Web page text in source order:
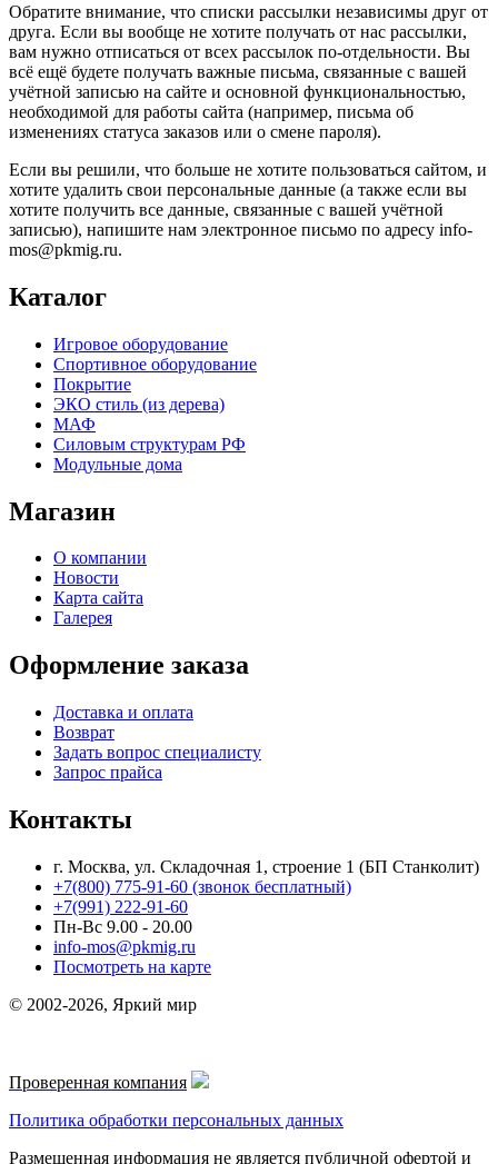
Обратите внимание, что списки рассылки независимы друг от
друга. Если вы вообще не хотите получать от нас рассылки,
вам нужно отписаться от всех рассылок по-отдельности. Вы
всё ещё будете получать важные письма, связанные с вашей
учётной записью на сайте и основной функциональностью,
необходимой для работы сайта (например, письма об
изменениях статуса заказов или о смене пароля).
Если вы решили, что больше не хотите пользоваться сайтом, и
хотите удалить свои персональные данные (а также если вы
хотите получить все данные, связанные с вашей учётной
записью), напишите нам электронное письмо по адресу info-
mos@pkmig.ru.
Каталог
Игровое оборудование
Спортивное оборудование
Покрытие
ЭКО стиль (из дерева)
МАФ
Силовым структурам РФ
Модульные дома
Магазин
О компании
Новости
Карта сайта
Галерея
Оформление заказа
Доставка и оплата
Возврат
Задать вопрос специалисту
Запрос прайса
Контакты
г. Москва, ул. Складочная 1, строение 1 (БП Станколит)
+7(800) 775-91-60 (звонок бесплатный)
+7(991) 222-91-60
Пн-Вс 9.00 - 20.00
info-mos@pkmig.ru
Посмотреть на карте
© 2002-2026, Яркий мир
Проверенная компания
Политика обработки персональных данных
Размещенная информация не является публичной офертой и